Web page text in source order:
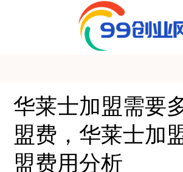
华莱士加盟需要
盟费，华莱士加
盟费用分析